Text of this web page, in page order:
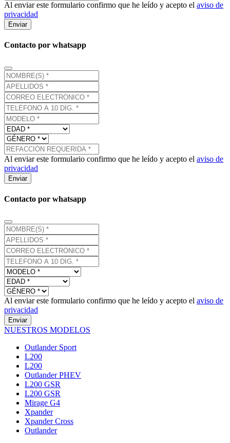
Al enviar este formulario confirmo que he leído y acepto el aviso de
privacidad
Enviar
Contacto por whatsapp
Al enviar este formulario confirmo que he leído y acepto el aviso de
privacidad
Enviar
Contacto por whatsapp
Al enviar este formulario confirmo que he leído y acepto el aviso de
privacidad
Enviar
NUESTROS MODELOS
Outlander Sport
L200
L200
Outlander PHEV
L200 GSR
L200 GSR
Mirage G4
Xpander
Xpander Cross
Outlander